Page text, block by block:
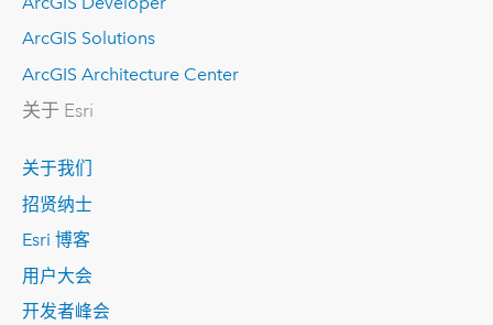
ArcGIS Solutions
ArcGIS Architecture Center
关于 Esri
关于我们
招贤纳士
Esri 博客
用户大会
开发者峰会